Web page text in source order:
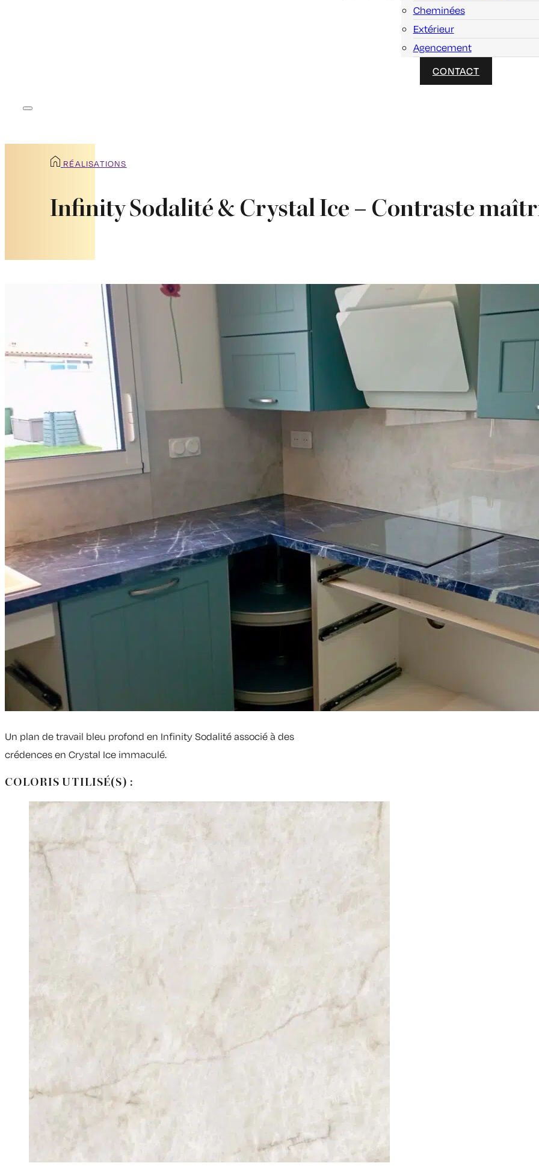
Cheminées
Extérieur
Agencement
CONTACT
RÉALISATIONS
Infinity Sodalité & Crystal Ice – Contraste
Un plan de travail bleu profond en Infinity Sodalité associé à des
crédences en Crystal Ice immaculé.
COLORIS UTILISÉ(S) :